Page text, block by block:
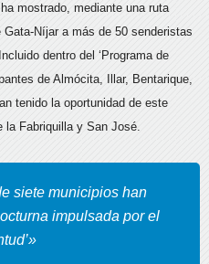
mostrado, mediante una ruta
Níjar a más de 50 senderistas
Incluido dentro del ‘Programa de
de Almócita, Illar, Bentarique,
tenido la oportunidad de este
la Fabriquilla y San José.
siete municipios han
impulsada por el